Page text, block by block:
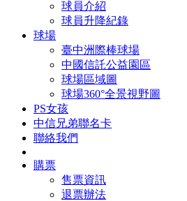
球員介紹
球員升降紀錄
球場
臺中洲際棒球場
中國信託公益園區
球場區域圖
球場360°全景視野圖
PS女孩
中信兄弟聯名卡
聯絡我們
購票
售票資訊
退票辦法